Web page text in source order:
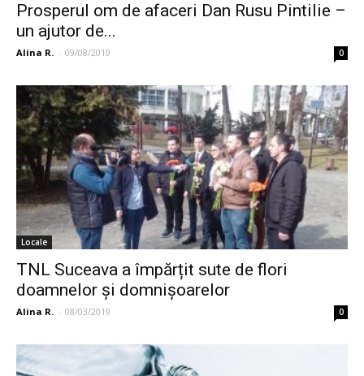
Prosperul om de afaceri Dan Rusu Pintilie –
un ajutor de...
Alina R. - 09/08/2019 0
Locale
TNL Suceava a împărțit sute de flori
doamnelor și domnișoarelor
Alina R. - 08/03/2019 0